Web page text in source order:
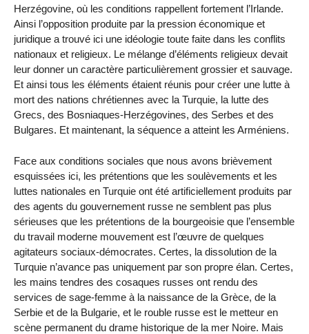
Herzégovine, où les conditions rappellent fortement l’Irlande.
Ainsi l’opposition produite par la pression économique et
juridique a trouvé ici une idéologie toute faite dans les conflits
nationaux et religieux. Le mélange d’éléments religieux devait
leur donner un caractère particulièrement grossier et sauvage.
Et ainsi tous les éléments étaient réunis pour créer une lutte à
mort des nations chrétiennes avec la Turquie, la lutte des
Grecs, des Bosniaques-Herzégovines, des Serbes et des
Bulgares. Et maintenant, la séquence a atteint les Arméniens.
Face aux conditions sociales que nous avons brièvement
esquissées ici, les prétentions que les soulèvements et les
luttes nationales en Turquie ont été artificiellement produits par
des agents du gouvernement russe ne semblent pas plus
sérieuses que les prétentions de la bourgeoisie que l’ensemble
du travail moderne mouvement est l’œuvre de quelques
agitateurs sociaux-démocrates. Certes, la dissolution de la
Turquie n’avance pas uniquement par son propre élan. Certes,
les mains tendres des cosaques russes ont rendu des
services de sage-femme à la naissance de la Grèce, de la
Serbie et de la Bulgarie, et le rouble russe est le metteur en
scène permanent du drame historique de la mer Noire. Mais